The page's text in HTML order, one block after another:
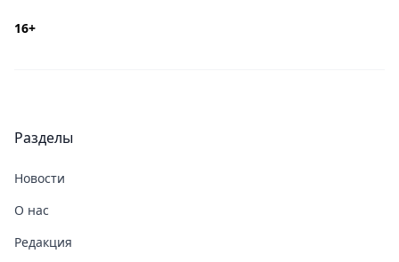
16+
Разделы
Новости
О нас
Редакция